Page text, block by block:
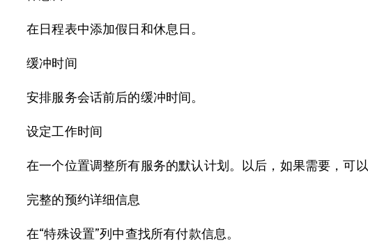
在日程表中添加假日和休息日。
缓冲时间
安排服务会话前后的缓冲时间。
设定工作时间
在一个位置调整所有服务的默认计划。以后，如果需要，可以
完整的预约详细信息
在“特殊设置”列中查找所有付款信息。